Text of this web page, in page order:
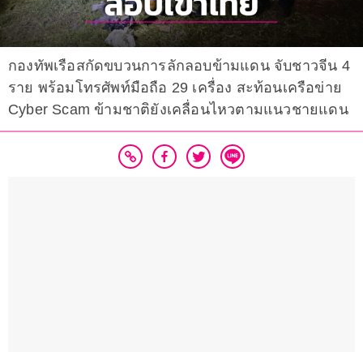
กองทัพเรือสกัดขบวนการลักลอบข้ามแดน จับชาวจีน 4
ราย พร้อมโทรศัพท์มือถือ 29 เครื่อง สะท้อนเครือข่าย
Cyber Scam ข้ามชาติยังเคลื่อนไหวตามแนวชายแดน